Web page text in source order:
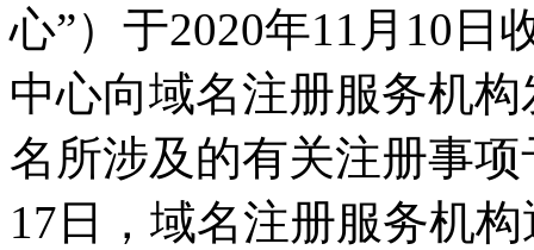
心”）于2020年11月10日
中心向域名注册服务机
名所涉及的有关注册事
17日，域名注册服务机